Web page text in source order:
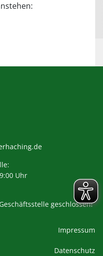
Uhr
geschlossen!
Impressum
Datenschutz